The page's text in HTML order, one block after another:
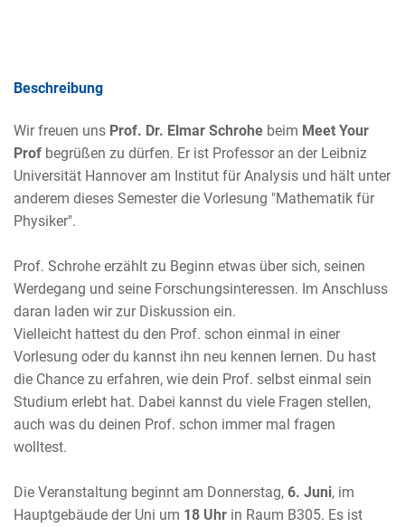
Beschreibung
Wir freuen uns Prof. Dr. Elmar Schrohe beim Meet Your
Prof begrüßen zu dürfen. Er ist Professor an der Leibniz
Universität Hannover am Institut für Analysis und hält unter
anderem dieses Semester die Vorlesung "Mathematik für
Physiker".
Prof. Schrohe erzählt zu Beginn etwas über sich, seinen
Werdegang und seine Forschungsinteressen. Im Anschluss
daran laden wir zur Diskussion ein.
Vielleicht hattest du den Prof. schon einmal in einer
Vorlesung oder du kannst ihn neu kennen lernen. Du hast
die Chance zu erfahren, wie dein Prof. selbst einmal sein
Studium erlebt hat. Dabei kannst du viele Fragen stellen,
auch was du deinen Prof. schon immer mal fragen
wolltest.
Die Veranstaltung beginnt am Donnerstag, 6. Juni, im
Hauptgebäude der Uni um 18 Uhr in Raum B305. Es ist